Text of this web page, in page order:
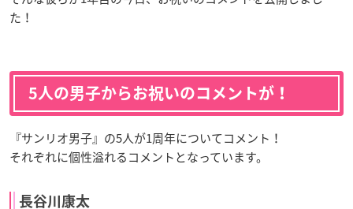
た！
5人の男子からお祝いのコメントが！
『サンリオ男子』の5人が1周年についてコメント！
それぞれに個性溢れるコメントとなっています。
長谷川康太